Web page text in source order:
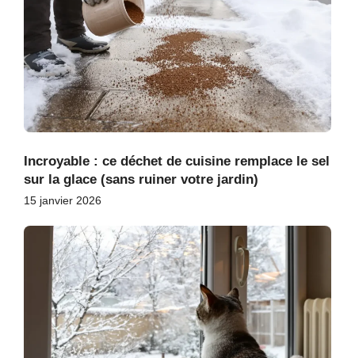
Incroyable : ce déchet de cuisine remplace le sel
sur la glace (sans ruiner votre jardin)
15 janvier 2026